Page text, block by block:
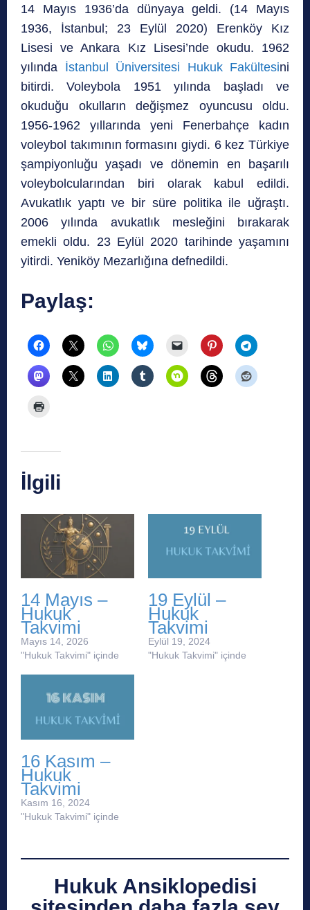
14 Mayıs 1936’da dünyaya geldi. (14 Mayıs
1936, İstanbul; 23 Eylül 2020) Erenköy Kız
Lisesi ve Ankara Kız Lisesi’nde okudu. 1962
yılında İstanbul Üniversitesi Hukuk Fakültesini
bitirdi. Voleybola 1951 yılında başladı ve
okuduğu okulların değişmez oyuncusu oldu.
1956-1962 yıllarında yeni Fenerbahçe kadın
voleybol takımının formasını giydi. 6 kez Türkiye
şampiyonluğu yaşadı ve dönemin en başarılı
voleybolcularından biri olarak kabul edildi.
Avukatlık yaptı ve bir süre politika ile uğraştı.
2006 yılında avukatlık mesleğini bırakarak
emekli oldu. 23 Eylül 2020 tarihinde yaşamını
yitirdi. Yeniköy Mezarlığına defnedildi.
Paylaş:
İlgili
14 Mayıs –
Hukuk
Takvimi
Mayıs 14, 2026
"Hukuk Takvimi" içinde
19 Eylül –
Hukuk
Takvimi
Eylül 19, 2024
"Hukuk Takvimi" içinde
16 Kasım –
Hukuk
Takvimi
Kasım 16, 2024
"Hukuk Takvimi" içinde
Hukuk Ansiklopedisi